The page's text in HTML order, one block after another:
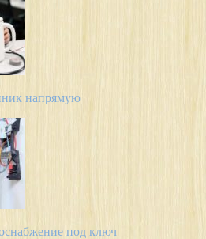
напрямую
под ключ